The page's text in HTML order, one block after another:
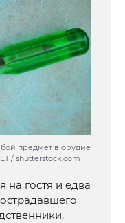
предмет в орудие
/ shutterstock.com
на гостя и едва